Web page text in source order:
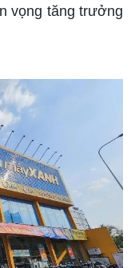
vọng tăng trưởng